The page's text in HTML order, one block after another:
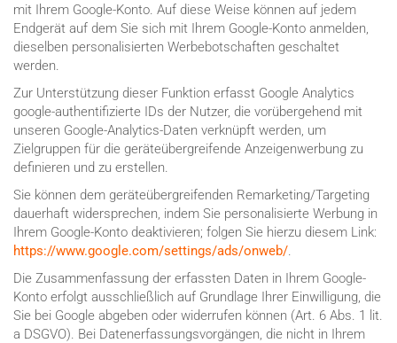
mit Ihrem Google-Konto. Auf diese Weise können auf jedem
Endgerät auf dem Sie sich mit Ihrem Google-Konto anmelden,
dieselben personalisierten Werbebotschaften geschaltet
werden.
Zur Unterstützung dieser Funktion erfasst Google Analytics
google-authentifizierte IDs der Nutzer, die vorübergehend mit
unseren Google-Analytics-Daten verknüpft werden, um
Zielgruppen für die geräteübergreifende Anzeigenwerbung zu
definieren und zu erstellen.
Sie können dem geräteübergreifenden Remarketing/Targeting
dauerhaft widersprechen, indem Sie personalisierte Werbung in
Ihrem Google-Konto deaktivieren; folgen Sie hierzu diesem Link:
https://www.google.com/settings/ads/onweb/.
Die Zusammenfassung der erfassten Daten in Ihrem Google-
Konto erfolgt ausschließlich auf Grundlage Ihrer Einwilligung, die
Sie bei Google abgeben oder widerrufen können (Art. 6 Abs. 1 lit.
a DSGVO). Bei Datenerfassungsvorgängen, die nicht in Ihrem